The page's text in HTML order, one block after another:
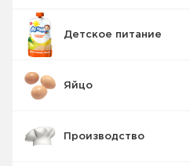
Детское питание
Яйцо
Производство